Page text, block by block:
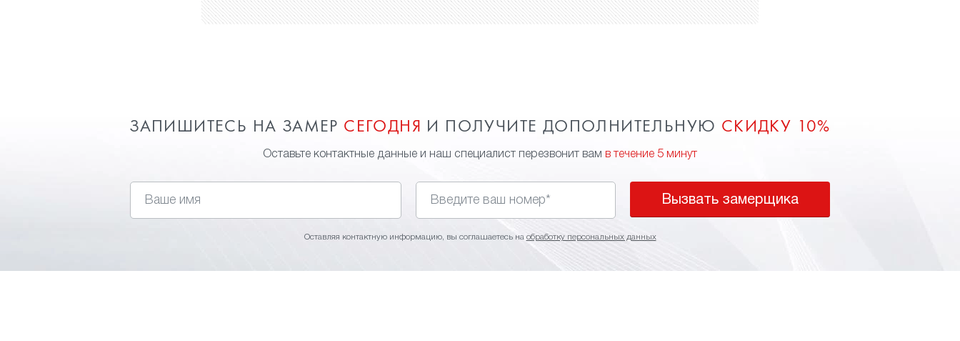
ЗАПИШИТЕСЬ НА ЗАМЕР СЕГОДНЯ И ПОЛУЧИТЕ ДОПОЛНИТЕЛЬНУЮ СКИДКУ 10%
Оставьте контактные данные и наш специалист перезвонит вам в течение 5 минут
Вызвать замерщика
Оставляя контактную информацию, вы соглашаетесь на обработку персональных данных